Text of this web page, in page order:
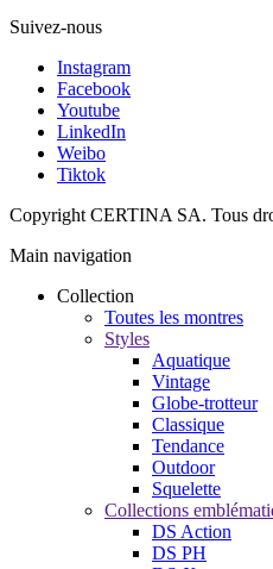
Suivez-nous
Instagram
Facebook
Youtube
LinkedIn
Weibo
Tiktok
Copyright CERTINA SA. Tous
Main navigation
Collection
Toutes les montres
Styles
Aquatique
Vintage
Globe-trotteur
Classique
Tendance
Outdoor
Squelette
Collections
DS Action
DS PH